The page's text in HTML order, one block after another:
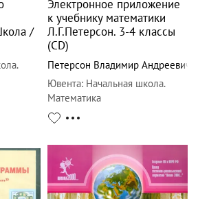
/
Электронное приложение
к учебнику математики
Л.Г.Петерсон. 3-4 классы
(CD)
Петерсон Владимир Андреевич
Ювента: Начальная школа.
Математика